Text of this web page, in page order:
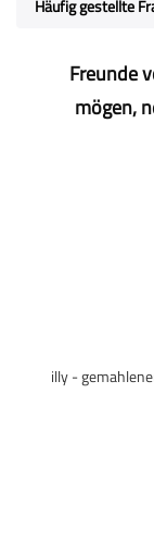
Häufig gestellte
Freunde
mögen,